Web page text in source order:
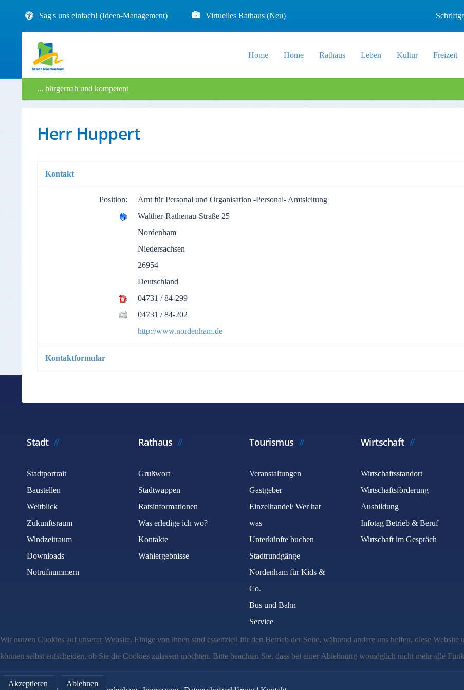
Sag's uns einfach! (Ideen-Management) Virtuelles Rathaus (Neu)
Home Home Rathaus Leben Kultur Freizeit
... bürgernah und kompetent
Herr Huppert
Kontakt
Position:
Amt für Personal und Organisation -Personal- Amtsleitung
Walther-Rathenau-Straße 25
Nordenham
Niedersachsen
26954
Deutschland
04731 / 84-299
04731 / 84-202
http://www.nordenham.de
Kontaktformular
*Benötigtes Feld
E-Mail
Nachricht
Stadt
Stadtportrait
Baustellen
Weitblick
Zukunftsraum
Windzeitraum
Downloads
Notrufnummern
Rathaus
Grußwort
Stadtwappen
Ratsinformationen
Was erledige ich wo?
Kontakte
Wahlergebnisse
Tourismus
Veranstaltungen
Gastgeber
Einzelhandel/ Wer hat
was
Unterkünfte buchen
Stadtrundgänge
Nordenham für Kids &
Co.
Bus und Bahn
Service
Wirtschaft
Wirtschaftsstandort
Wirtschaftsförderung
Ausbildung
Infotag Betrieb & Beruf
Wirtschaft im Gespräch
Wir nutzen Cookies auf unserer Website. Einige von ihnen sind essenziell für den Betrieb der Seite, während andere uns helfen, diese
können selbst entscheiden, ob Sie die Cookies zulassen möchten. Bitte beachten Sie, dass bei einer Ablehnung womöglich nicht mehr alle
Akzeptieren Ablehnen